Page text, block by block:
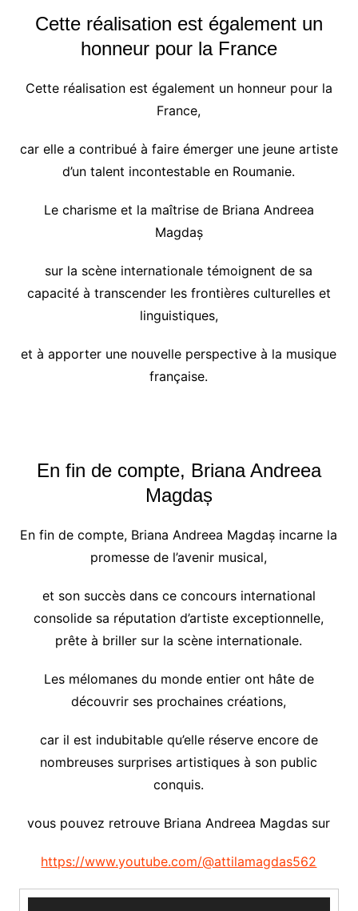
Cette réalisation est également un
honneur pour la France
Cette réalisation est également un honneur pour la
France,
car elle a contribué à faire émerger une jeune artiste
d’un talent incontestable en Roumanie.
Le charisme et la maîtrise de Briana Andreea
Magdaș
sur la scène internationale témoignent de sa
capacité à transcender les frontières culturelles et
linguistiques,
et à apporter une nouvelle perspective à la musique
française.
En fin de compte, Briana Andreea
Magdaș
En fin de compte, Briana Andreea Magdaș incarne la
promesse de l’avenir musical,
et son succès dans ce concours international
consolide sa réputation d’artiste exceptionnelle,
prête à briller sur la scène internationale.
Les mélomanes du monde entier ont hâte de
découvrir ses prochaines créations,
car il est indubitable qu’elle réserve encore de
nombreuses surprises artistiques à son public
conquis.
vous pouvez retrouve Briana Andreea Magdas sur
https://www.youtube.com/@attilamagdas562